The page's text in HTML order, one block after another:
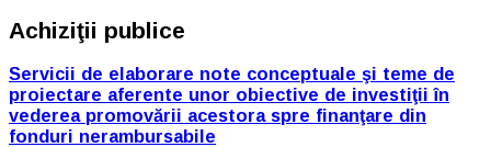
Achiziţii publice
Servicii de elaborare note conceptuale şi teme de
proiectare aferente unor obiective de investiţii în
vederea promovării acestora spre finanţare din
fonduri nerambursabile